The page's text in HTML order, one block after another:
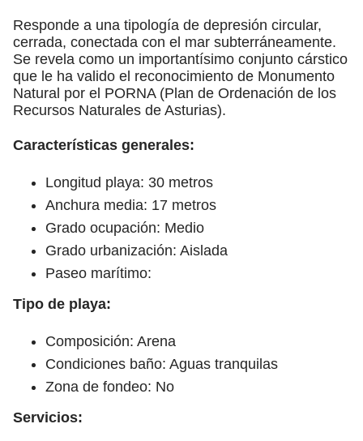
Responde a una tipología de depresión circular,
cerrada, conectada con el mar subterráneamente.
Se revela como un importantísimo conjunto cárstico
que le ha valido el reconocimiento de Monumento
Natural por el PORNA (Plan de Ordenación de los
Recursos Naturales de Asturias).
Características generales:
Longitud playa: 30 metros
Anchura media: 17 metros
Grado ocupación: Medio
Grado urbanización: Aislada
Paseo marítimo:
Tipo de playa:
Composición: Arena
Condiciones baño: Aguas tranquilas
Zona de fondeo: No
Servicios: